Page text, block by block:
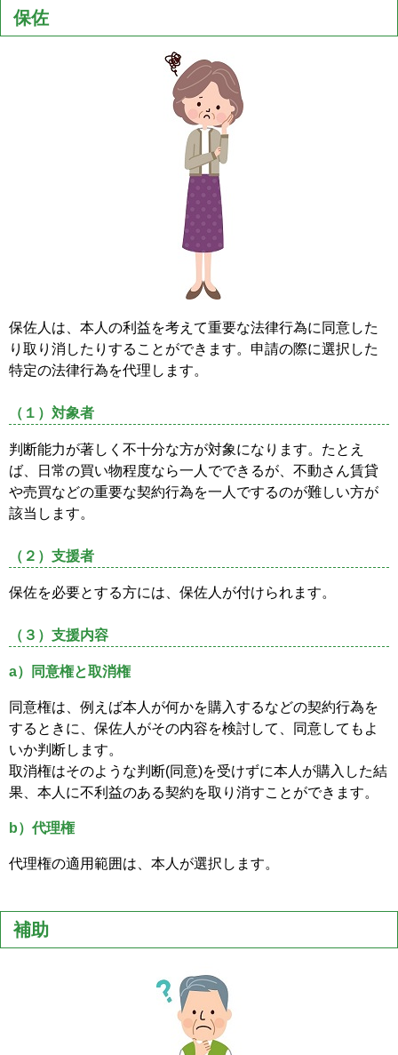
保佐
保佐人は、本人の利益を考えて重要な法律行為に同意した
り取り消したりすることができます。申請の際に選択した
特定の法律行為を代理します。
（１）対象者
判断能力が著しく不十分な方が対象になります。たとえ
ば、日常の買い物程度なら一人でできるが、不動さん賃貸
や売買などの重要な契約行為を一人でするのが難しい方が
該当します。
（２）支援者
保佐を必要とする方には、保佐人が付けられます。
（３）支援内容
a）同意権と取消権
同意権は、例えば本人が何かを購入するなどの契約行為を
するときに、保佐人がその内容を検討して、同意してもよ
いか判断します。
取消権はそのような判断(同意)を受けずに本人が購入した結
果、本人に不利益のある契約を取り消すことができます。
b）代理権
代理権の適用範囲は、本人が選択します。
補助